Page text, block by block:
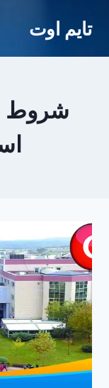
تايم اوت
شروط